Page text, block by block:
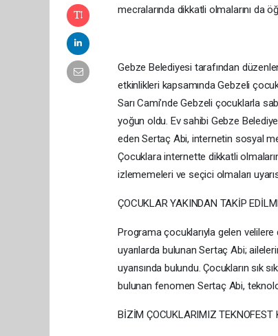
mecralarında dikkatli olmalarını da
Gebze Belediyesi tarafından
etkinlikleri kapsamında Gebzeli
Sarı Cami’nde Gebzeli çocuklarla
yoğun oldu. Ev sahibi Gebze
eden Sertaç Abi, internetin sosyal
Çocuklara internette dikkatli
izlememeleri ve seçici olmaları
ÇOCUKLAR YAKINDAN TAKİP
Programa çocuklarıyla gelen velilere
uyarılarda bulunan Sertaç Abi;
uyarısında bulundu. Çocukların sık
bulunan fenomen Sertaç Abi,
BİZİM ÇOCUKLARIMIZ TEKNOFEST